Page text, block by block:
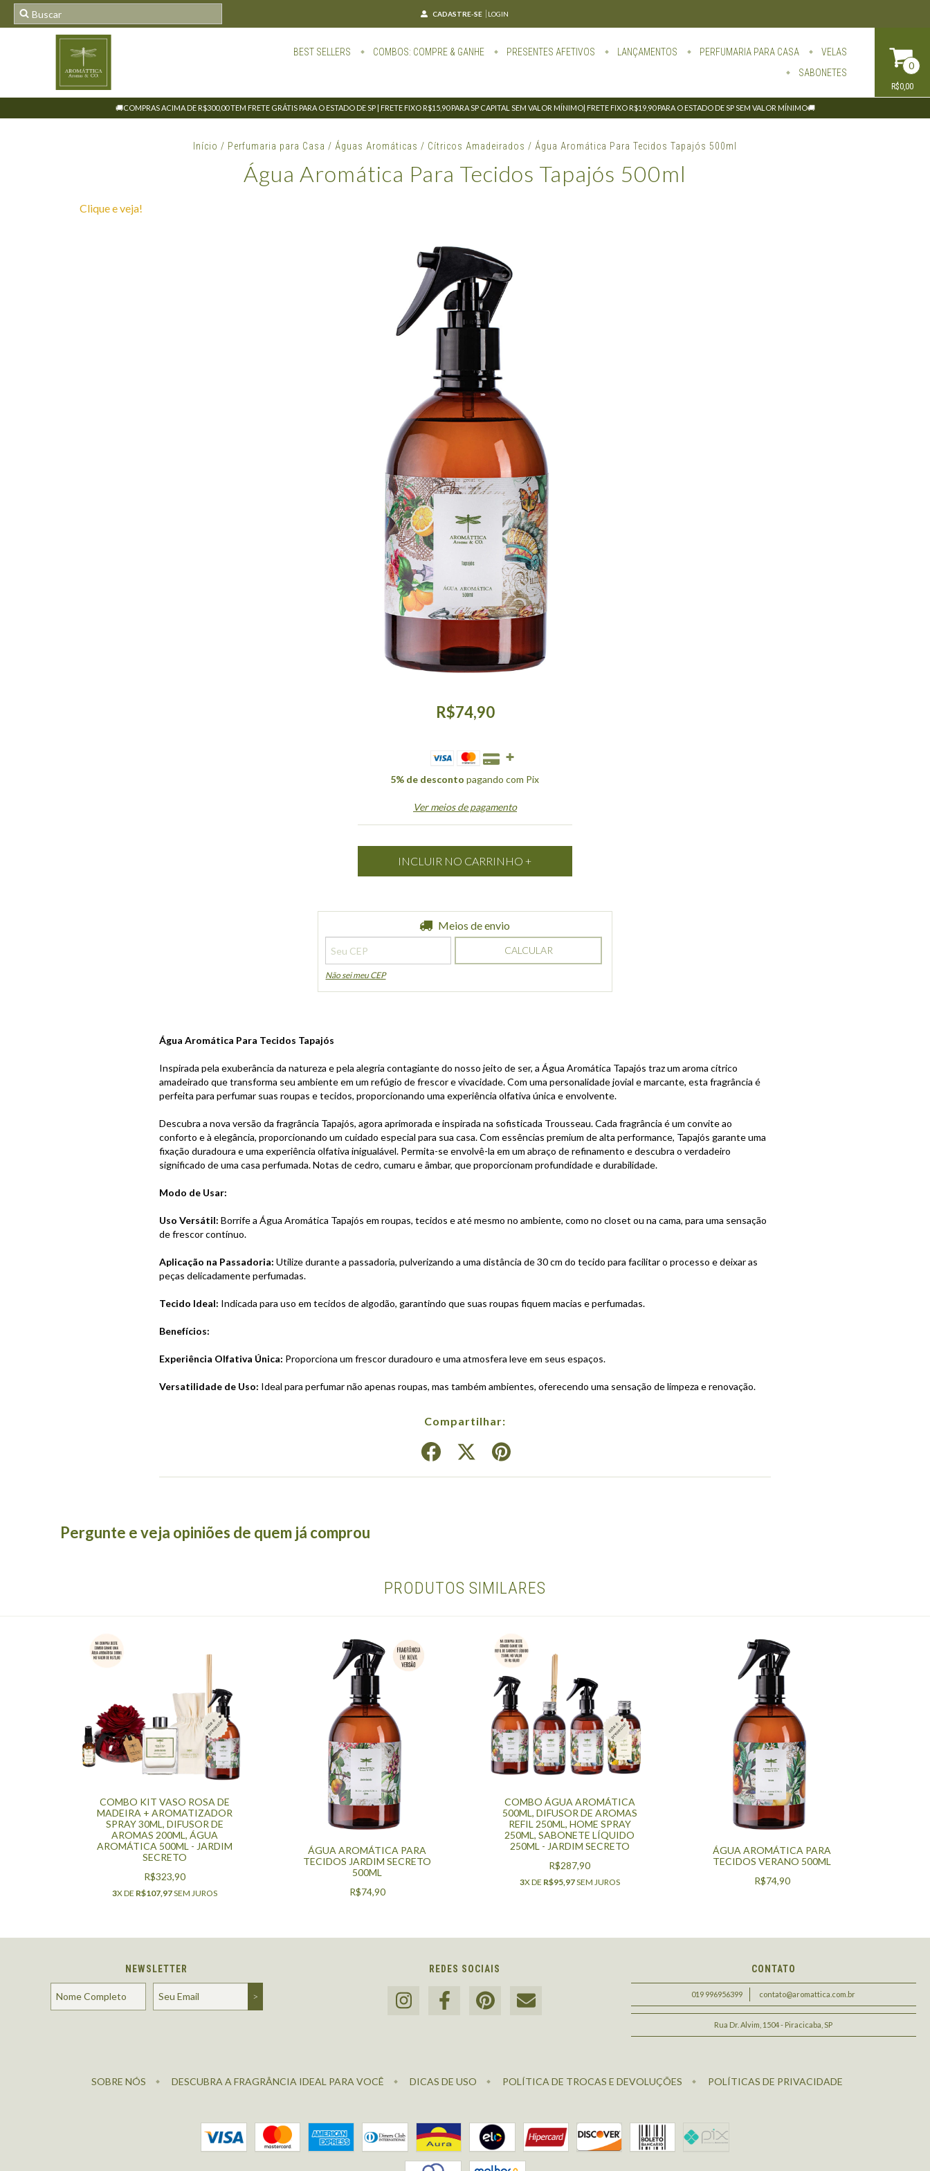
CADASTRE-SE LOGIN
BEST SELLERS COMBOS: COMPRE & GANHE PRESENTES AFETIVOS LANÇAMENTOS PERFUMARIA PARA CASA
VELAS
SABONETES
0
R$0,00
🚚COMPRAS ACIMA DE R$300,00 TEM FRETE GRÁTIS PARA O ESTADO DE SP | FRETE FIXO R$15,90 PARA SP CAPITAL SEM VALOR MÍNIMO| FRETE FIXO R$19,90 PARA O ESTADO DE SP SEM VALOR MÍNIMO🚚
Início / Perfumaria para Casa / Águas Aromáticas / Cítricos Amadeirados / Água Aromática Para Tecidos Tapajós 500ml
Água Aromática Para Tecidos Tapajós 500ml
Clique e veja!
R$74,90
5% de desconto pagando com Pix
Ver meios de pagamento
Meios de envio
CALCULAR
Não sei meu CEP
Água Aromática Para Tecidos Tapajós
Inspirada pela exuberância da natureza e pela alegria contagiante do nosso jeito de ser, a Água Aromática Tapajós traz um aroma cítrico
amadeirado que transforma seu ambiente em um refúgio de frescor e vivacidade. Com uma personalidade jovial e marcante, esta fragrância é
perfeita para perfumar suas roupas e tecidos, proporcionando uma experiência olfativa única e envolvente.
Descubra a nova versão da fragrância Tapajós, agora aprimorada e inspirada na sofisticada Trousseau. Cada fragrância é um convite ao
conforto e à elegância, proporcionando um cuidado especial para sua casa. Com essências premium de alta performance, Tapajós garante uma
fixação duradoura e uma experiência olfativa inigualável. Permita-se envolvê-la em um abraço de refinamento e descubra o verdadeiro
significado de uma casa perfumada. Notas de cedro, cumaru e âmbar, que proporcionam profundidade e durabilidade.
Modo de Usar:
Uso Versátil: Borrife a Água Aromática Tapajós em roupas, tecidos e até mesmo no ambiente, como no closet ou na cama, para uma sensação
de frescor contínuo.
Aplicação na Passadoria: Utilize durante a passadoria, pulverizando a uma distância de 30 cm do tecido para facilitar o processo e deixar as
peças delicadamente perfumadas.
Tecido Ideal: Indicada para uso em tecidos de algodão, garantindo que suas roupas fiquem macias e perfumadas.
Benefícios:
Experiência Olfativa Única: Proporciona um frescor duradouro e uma atmosfera leve em seus espaços.
Versatilidade de Uso: Ideal para perfumar não apenas roupas, mas também ambientes, oferecendo uma sensação de limpeza e renovação.
Compartilhar:
Pergunte e veja opiniões de quem já comprou
PRODUTOS SIMILARES
COMBO KIT VASO ROSA DE
MADEIRA + AROMATIZADOR
SPRAY 30ML, DIFUSOR DE
AROMAS 200ML, ÁGUA
AROMÁTICA 500ML - JARDIM
SECRETO
R$323,90
3X DE R$107,97SEM JUROS
ÁGUA AROMÁTICA PARA
TECIDOS JARDIM SECRETO
500ML
R$74,90
COMBO ÁGUA AROMÁTICA
500ML, DIFUSOR DE AROMAS
REFIL 250ML, HOME SPRAY
250ML, SABONETE LÍQUIDO
250ML - JARDIM SECRETO
R$287,90
3X DE R$95,97SEM JUROS
ÁGUA AROMÁTICA PARA
TECIDOS VERANO 500ML
R$74,90
NEWSLETTER REDES SOCIAIS CONTATO
019 996956399 contato@aromattica.com.br
Rua Dr. Alvim, 1504 - Piracicaba, SP
SOBRE NÓS DESCUBRA A FRAGRÂNCIA IDEAL PARA VOCÊ DICAS DE USO POLÍTICA DE TROCAS E DEVOLUÇÕES POLÍTICAS DE PRIVACIDADE